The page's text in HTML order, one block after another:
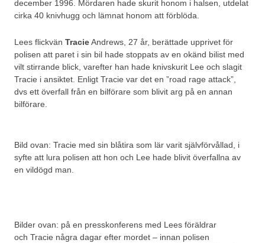
december 1996. Mördaren hade skurit honom i halsen, utdelat
cirka 40 knivhugg och lämnat honom att förblöda.
Lees flickvän TracieAndrews, 27 år, berättade upprivet för
polisen att paret i sin bil hade stoppats av en okänd bilist med
vilt stirrande blick, varefter han hade knivskurit Lee och slagit
Tracie i ansiktet. Enligt Tracie var det en ”road rage attack”,
dvs ett överfall från en bilförare som blivit arg på en annan
bilförare.
Bild ovan: Tracie med sin blåtira som lär varit självförvållad, i
syfte att lura polisen att hon och Lee hade blivit överfallna av
en vildögd man.
Bilder ovan: på en presskonferens med Lees föräldrar
och Tracie några dagar efter mordet – innan polisen